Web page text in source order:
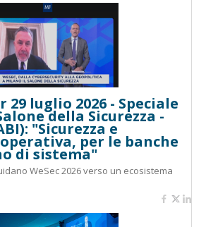
luglio 2026 - Speciale
della Sicurezza -
"Sicurezza e
per le banche
di sistema"
WeSec 2026 verso un ecosistema